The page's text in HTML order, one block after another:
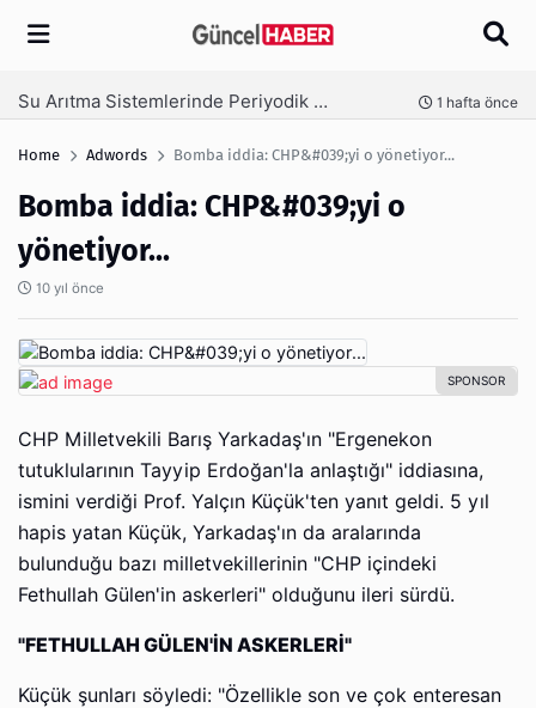
Arama
Ambalaj Süreçlerinde Yeni Nesil Verimliliği Olimpack ile Yakalayın 3 hafta önce
Home Adwords Bomba iddia: CHP&#039;yi o yönetiyor...
Bomba iddia: CHP&#039;yi o
yönetiyor...
10 yıl önce
CHP Milletvekili Barış Yarkadaş'ın "Ergenekon
tutuklularının Tayyip Erdoğan'la anlaştığı" iddiasına,
ismini verdiği Prof. Yalçın Küçük'ten yanıt geldi. 5 yıl
hapis yatan Küçük, Yarkadaş'ın da aralarında
bulunduğu bazı milletvekillerinin "CHP içindeki
Fethullah Gülen'in askerleri" olduğunu ileri sürdü.
"FETHULLAH GÜLEN'İN ASKERLERİ"
Küçük şunları söyledi: "Özellikle son ve çok enteresan